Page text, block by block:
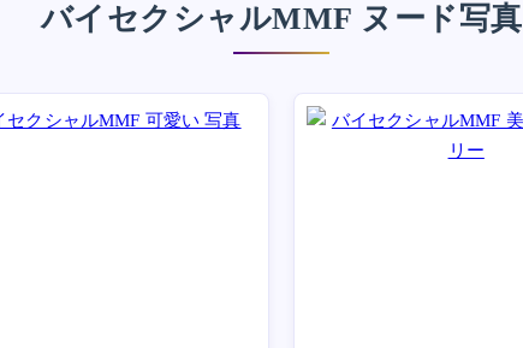
バイセクシャルMMF ヌード写真